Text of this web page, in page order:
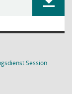
Session(Wird in